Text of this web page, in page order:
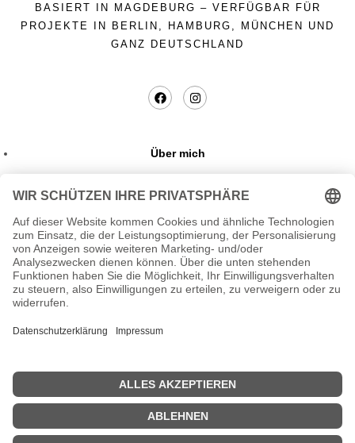
BASIERT IN MAGDEBURG – VERFÜGBAR FÜR
PROJEKTE IN BERLIN, HAMBURG, MÜNCHEN UND
GANZ DEUTSCHLAND
Über mich
Datenschutzerklaerung
Kontakt
Blog
Impressum
39114 MAGDEBURG